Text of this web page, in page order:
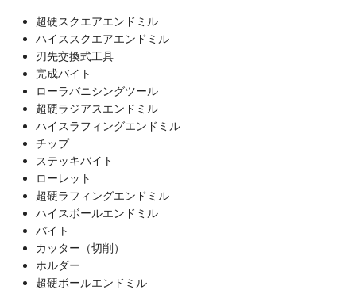
超硬スクエアエンドミル
ハイススクエアエンドミル
刃先交換式工具
完成バイト
ローラバニシングツール
超硬ラジアスエンドミル
ハイスラフィングエンドミル
チップ
ステッキバイト
ローレット
超硬ラフィングエンドミル
ハイスボールエンドミル
バイト
カッター（切削）
ホルダー
超硬ボールエンドミル